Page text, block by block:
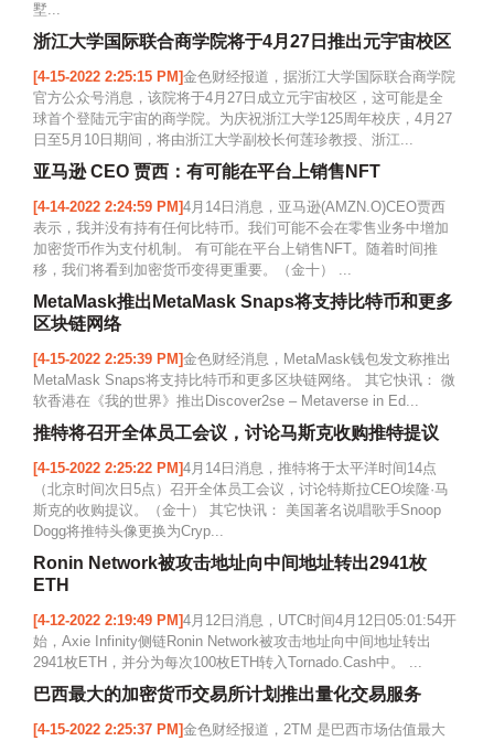
墅...
浙江大学国际联合商学院将于4月27日推出元宇宙校区
[4-15-2022 2:25:15 PM]金色财经报道，据浙江大学国际联合商学院
官方公众号消息，该院将于4月27日成立元宇宙校区，这可能是全
球首个登陆元宇宙的商学院。为庆祝浙江大学125周年校庆，4月27
日至5月10日期间，将由浙江大学副校长何莲珍教授、浙江...
亚马逊 CEO 贾西：有可能在平台上销售NFT
[4-14-2022 2:24:59 PM]4月14日消息，亚马逊(AMZN.O)CEO贾西
表示，我并没有持有任何比特币。我们可能不会在零售业务中增加
加密货币作为支付机制。 有可能在平台上销售NFT。随着时间推
移，我们将看到加密货币变得更重要。（金十） ...
MetaMask推出MetaMask Snaps将支持比特币和更多
区块链网络
[4-15-2022 2:25:39 PM]金色财经消息，MetaMask钱包发文称推出
MetaMask Snaps将支持比特币和更多区块链网络。 其它快讯： 微
软香港在《我的世界》推出Discover2se – Metaverse in Ed...
推特将召开全体员工会议，讨论马斯克收购推特提议
[4-15-2022 2:25:22 PM]4月14日消息，推特将于太平洋时间14点
（北京时间次日5点）召开全体员工会议，讨论特斯拉CEO埃隆·马
斯克的收购提议。（金十） 其它快讯： 美国著名说唱歌手Snoop
Dogg将推特头像更换为Cryp...
Ronin Network被攻击地址向中间地址转出2941枚
ETH
[4-12-2022 2:19:49 PM]4月12日消息，UTC时间4月12日05:01:54开
始，Axie Infinity侧链Ronin Network被攻击地址向中间地址转出
2941枚ETH，并分为每次100枚ETH转入Tornado.Cash中。 ...
巴西最大的加密货币交易所计划推出量化交易服务
[4-15-2022 2:25:37 PM]金色财经报道，2TM 是巴西市场估值最大